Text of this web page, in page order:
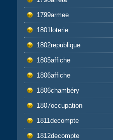
1799armee
1801loterie
1802republique
1805affiche
1806affiche
1806chambéry
1807occupation
1811decompte
1812decompte